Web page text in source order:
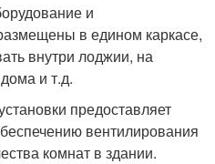
и
в едином каркасе,
внутри лоджии, на
и т.д.
предоставляет
вентилирования
комнат в здании.